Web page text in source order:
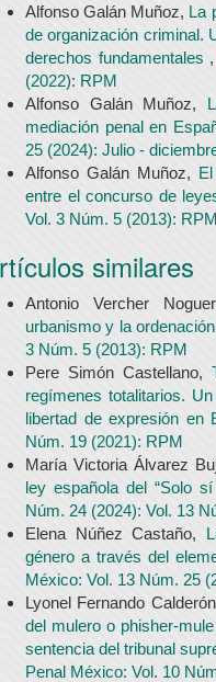
Alfonso Galán Muñoz, La
de organización criminal.
derechos fundamentales ,
(2022): RPM
Alfonso Galán Muñoz,
mediación penal en
25 (2024): Julio -
Alfonso Galán Muñoz,
entre el concurso de
Vol. 3 Núm. 5 (2013): RPM
similares
Antonio Vercher
urbanismo y la
3 Núm. 5 (2013): RPM
Pere Simón Castellano,
regímenes totalitarios.
libertad de expresión en
Núm. 19 (2021): RPM
María Victoria Álvarez
ley española del “Solo
Núm. 24 (2024): Vol. 13
Elena Núñez Castaño,
género a través del
México: Vol. 13 Núm. 25
Lyonel Fernando
del mulero o phisher-
sentencia del tribunal
Penal México: Vol. 10